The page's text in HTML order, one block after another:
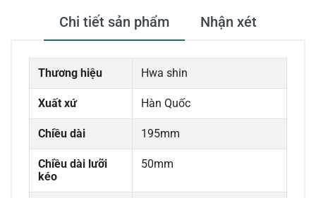
Chi tiết sản phẩm Nhận xét
Thương hiệu Hwa shin
Xuất xứ Hàn Quốc
Chiều dài 195mm
Chiều dài lưỡi
kéo
50mm